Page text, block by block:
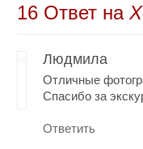
16 Oтвет на
Людмила
Отличные
Спасибо за
Ответить